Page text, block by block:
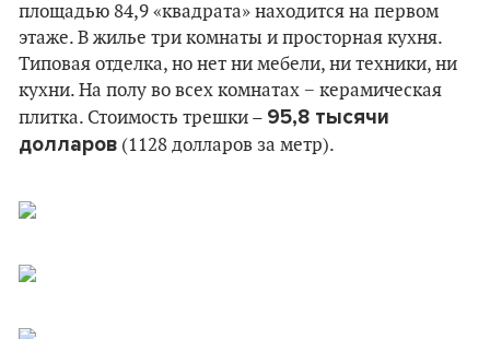
площадью 84,9 «квадрата» находится на первом
этаже. В жилье три комнаты и просторная кухня.
Типовая отделка, но нет ни мебели, ни техники, ни
кухни. На полу во всех комнатах − керамическая
плитка. Стоимость трешки – 95,8 тысячи
долларов (1128 долларов за метр).